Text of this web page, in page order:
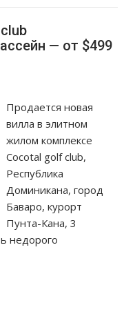
— от $499
Продается новая
вилла в элитном
жилом комплексе
Cocotal golf club,
Республика
Доминикана, город
Баваро, курорт
Пунта-Кана, 3
недорого